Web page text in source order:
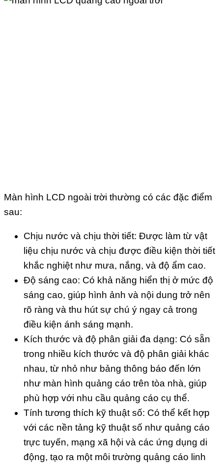
Màn hình LCD ngoài trời thường có các đặc điểm
sau:
Chịu nước và chịu thời tiết: Được làm từ vật
liệu chịu nước và chịu được điều kiện thời tiết
khắc nghiệt như mưa, nắng, và độ ẩm cao.
Độ sáng cao: Có khả năng hiển thị ở mức độ
sáng cao, giúp hình ảnh và nội dung trở nên
rõ ràng và thu hút sự chú ý ngay cả trong
điều kiện ánh sáng mạnh.
Kích thước và độ phân giải đa dạng: Có sẵn
trong nhiều kích thước và độ phân giải khác
nhau, từ nhỏ như bảng thông báo đến lớn
như màn hình quảng cáo trên tòa nhà, giúp
phù hợp với nhu cầu quảng cáo cụ thể.
Tính tương thích kỹ thuật số: Có thể kết hợp
với các nền tảng kỹ thuật số như quảng cáo
trực tuyến, mạng xã hội và các ứng dụng di
động, tạo ra một môi trường quảng cáo linh